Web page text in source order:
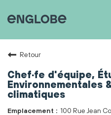
Retour
Chef·fe d'équipe,
Environnementales
climatiques
100 Rue Jean